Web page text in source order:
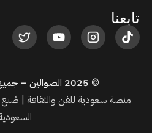
تابعنا
© 2025 الصوالين – جميع الحقوق محفوظة
منصة سعودية للفن والثقافة | صُنع